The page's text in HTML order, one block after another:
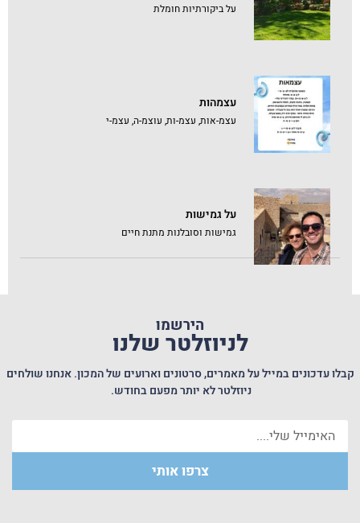
על ביקורתיות חומלת
עצמהות
עצמ-אות, עצמ-ות, עוצמ-ה, עצמ-י
על גמישות
גמישות וסובלנות מתנת חיים
הירשמו
לניוזלטר שלנו
קבלו עדכונים במייל על מאמרים, סרטונים וארועים של המכון. אנחנו שולחים
ניוזלטר לא יותר מפעם בחודש.
צרפו אותי